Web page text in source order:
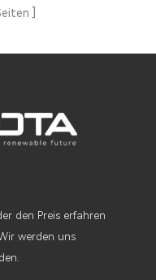
den Preis erfahren
werden uns